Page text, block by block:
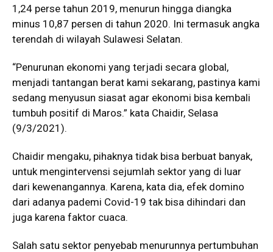
1,24 perse tahun 2019, menurun hingga diangka
minus 10,87 persen di tahun 2020. Ini termasuk angka
terendah di wilayah Sulawesi Selatan.
“Penurunan ekonomi yang terjadi secara global,
menjadi tantangan berat kami sekarang, pastinya kami
sedang menyusun siasat agar ekonomi bisa kembali
tumbuh positif di Maros.” kata Chaidir, Selasa
(9/3/2021).
Chaidir mengaku, pihaknya tidak bisa berbuat banyak,
untuk mengintervensi sejumlah sektor yang di luar
dari kewenangannya. Karena, kata dia, efek domino
dari adanya pademi Covid-19 tak bisa dihindari dan
juga karena faktor cuaca.
Salah satu sektor penyebab menurunnya pertumbuhan